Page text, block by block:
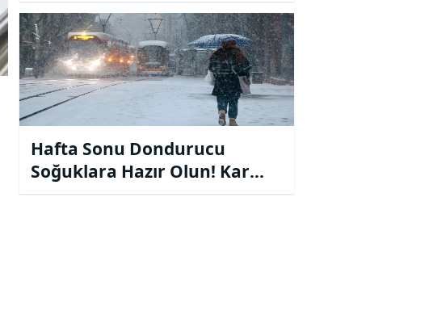
Hafta Sonu Dondurucu
Soğuklara Hazır Olun! Kar
Alarmı Verildi